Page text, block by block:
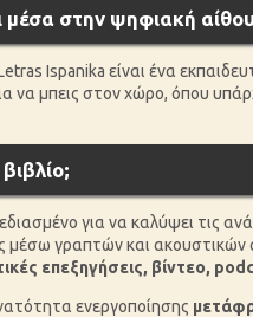
μέσα στην ψηφιακή
Ispanika είναι ένα
να μπεις στον χώρο, όπου
για να καλύψει τις
μέσω γραπτών και
επεξηγήσεις, βίντεο,
ενεργοποίησης